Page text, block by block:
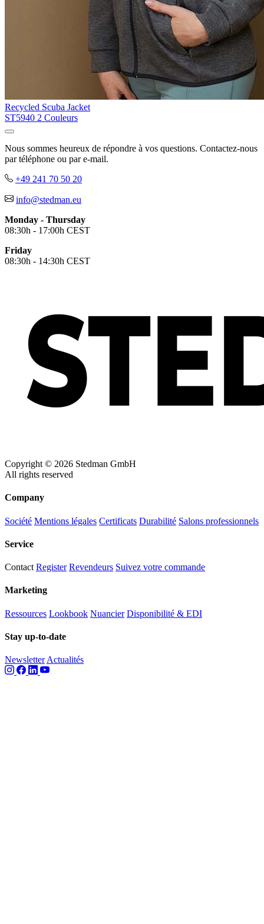
Recycled Scuba Jacket
ST5940 2 Couleurs
Nous sommes heureux de répondre à vos questions. Contactez-nous
par téléphone ou par e-mail.
+49 241 70 50 20
info@stedman.eu
Monday - Thursday
08:30h - 17:00h CEST
Friday
08:30h - 14:30h CEST
Copyright © 2026 Stedman GmbH
All rights reserved
Company
Société Mentions légales Certificats Durabilité Salons professionnels
Service
Contact Register Revendeurs Suivez votre commande
Marketing
Ressources Lookbook Nuancier Disponibilité & EDI
Stay up-to-date
Newsletter Actualités